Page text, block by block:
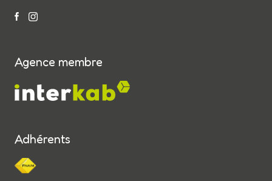
Agence membre
Adhérents